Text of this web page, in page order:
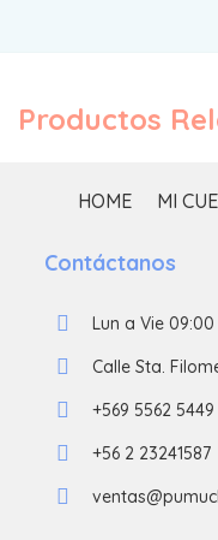
Productos
HOME MI
Contáctanos
Lun a Vie 09:00
Calle Sta.
+569 5562 5449
+56 2 23241587